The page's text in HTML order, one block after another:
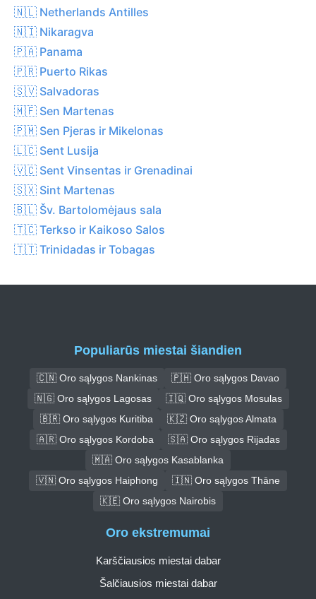
🇳🇱 Netherlands Antilles
🇳🇮 Nikaragva
🇵🇦 Panama
🇵🇷 Puerto Rikas
🇸🇻 Salvadoras
🇲🇫 Sen Martenas
🇵🇲 Sen Pjeras ir Mikelonas
🇱🇨 Sent Lusija
🇻🇨 Sent Vinsentas ir Grenadinai
🇸🇽 Sint Martenas
🇧🇱 Šv. Bartolomėjaus sala
🇹🇨 Terkso ir Kaikoso Salos
🇹🇹 Trinidadas ir Tobagas
Populiarūs miestai šiandien
🇨🇳 Oro sąlygos Nankinas
🇵🇭 Oro sąlygos Davao
🇳🇬 Oro sąlygos Lagosas
🇮🇶 Oro sąlygos Mosulas
🇧🇷 Oro sąlygos Kuritiba
🇰🇿 Oro sąlygos Almata
🇦🇷 Oro sąlygos Kordoba
🇸🇦 Oro sąlygos Rijadas
🇲🇦 Oro sąlygos Kasablanka
🇻🇳 Oro sąlygos Haiphong
🇮🇳 Oro sąlygos Thāne
🇰🇪 Oro sąlygos Nairobis
Oro ekstremumai
Karščiausios miestai dabar
Šalčiausios miestai dabar